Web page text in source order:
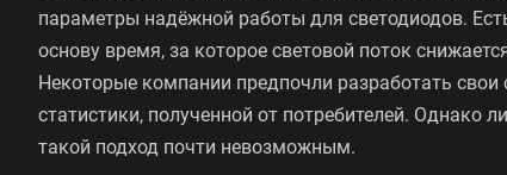
параметры надёжной работы для светодиодов.
основу время, за которое световой поток
Некоторые компании предпочли разработать
статистики, полученной от потребителей.
такой подход почти невозможным.